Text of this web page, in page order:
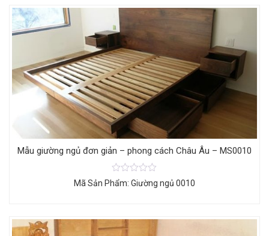
Mẫu giường ngủ đơn giản – phong cách Châu Âu – MS0010
Mã Sản Phẩm: Giường ngủ 0010